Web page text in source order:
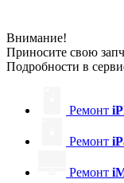
Внимание!
Приносите свою
Подробности в
Ремонт
Ремонт
Ремонт